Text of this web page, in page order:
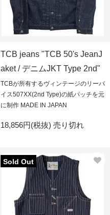
TCB jeans "TCB 50's JeanJ
aket / デニムJKT Type 2nd"
TCBが所有するヴィンテージのリーバ
イス507XX(2nd Type)の紙パッチを元
に制作 MADE IN JAPAN
18,856円(税抜) 売り切れ
Sold Out